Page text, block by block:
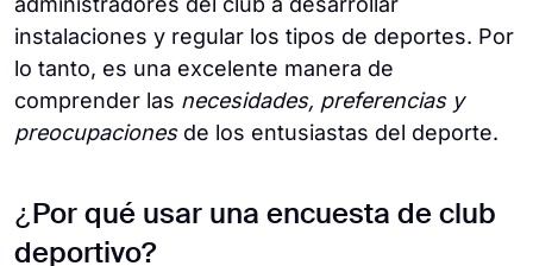
instalaciones y regular los tipos de deportes. Por
lo tanto, es una excelente manera de
comprender las necesidades, preferencias y
preocupacionesde los entusiastas del deporte.
¿Por qué usar una encuesta de club
deportivo?